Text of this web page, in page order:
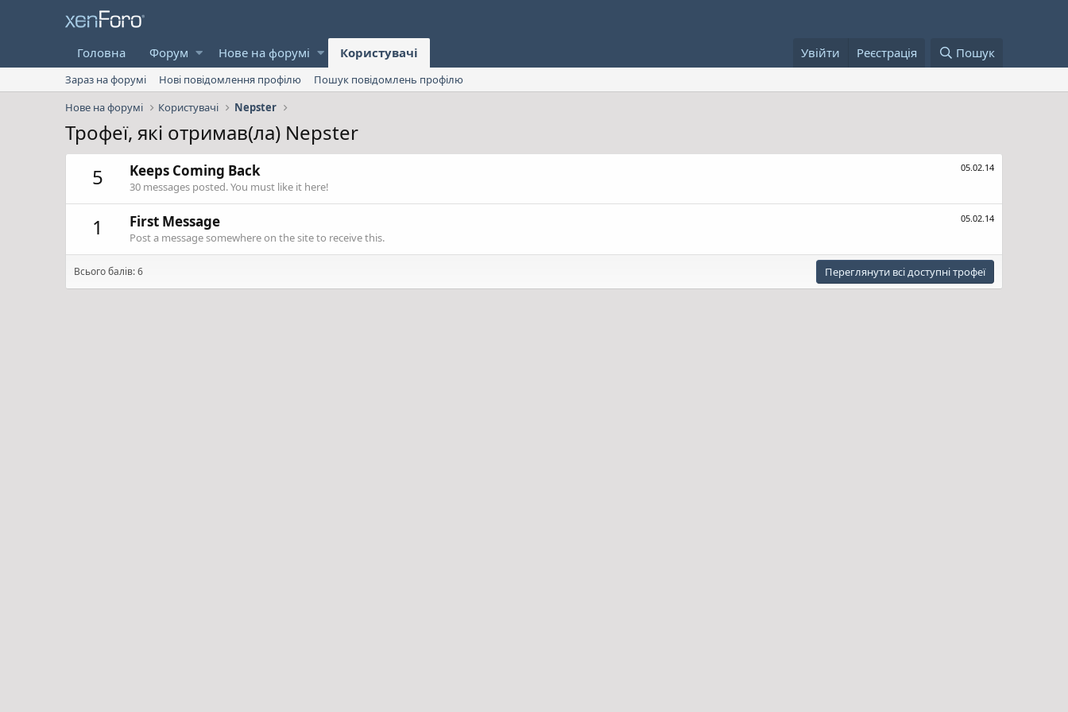
Головна Форум Нове на форумі Користувачі Увійти Реєстрація Пошук
Зараз на форумі Нові повідомлення профілю
Пошук повідомлень профілю
Нове на форумі
Користувачі Nepster
Трофеї, які отримав(ла) Nepster
5
05.02.14
Keeps Coming Back
30 messages posted. You must like it here!
1 05.02.14
First Message
Post a message somewhere on the site to receive this.
Всього балів: 6 Переглянути всі доступні трофеї